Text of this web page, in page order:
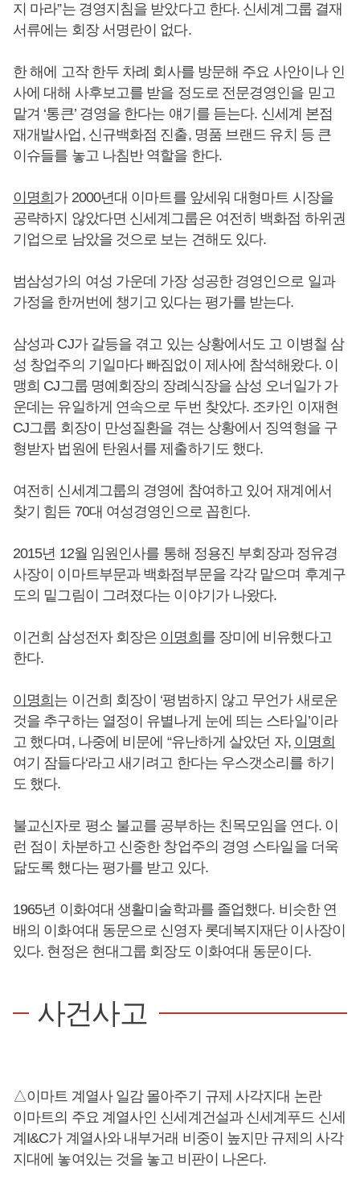
지 마라”는 경영지침을 받았다고 한다. 신세계그룹 결재
서류에는 회장 서명란이 없다.
한 해에 고작 한두 차례 회사를 방문해 주요 사안이나 인
사에 대해 사후보고를 받을 정도로 전문경영인을 믿고
맡겨 ‘통큰’ 경영을 한다는 얘기를 듣는다. 신세계 본점
재개발사업, 신규백화점 진출, 명품 브랜드 유치 등 큰
이슈들를 놓고 나침반 역할을 한다.
이명희 가 2000년대 이마트를 앞세워 대형마트 시장을
공략하지 않았다면 신세계그룹은 여전히 백화점 하위권
기업으로 남았을 것으로 보는 견해도 있다.
범삼성가의 여성 가운데 가장 성공한 경영인으로 일과
가정을 한꺼번에 챙기고 있다는 평가를 받는다.
삼성과 CJ가 갈등을 겪고 있는 상황에서도 고 이병철 삼
성 창업주의 기일마다 빠짐없이 제사에 참석해왔다. 이
맹희 CJ그룹 명예회장의 장례식장을 삼성 오너일가 가
운데는 유일하게 연속으로 두번 찾았다. 조카인 이재현
CJ그룹 회장이 만성질환을 겪는 상황에서 징역형을 구
형받자 법원에 탄원서를 제출하기도 했다.
여전히 신세계그룹의 경영에 참여하고 있어 재계에서
찾기 힘든 70대 여성경영인으로 꼽힌다.
2015년 12월 임원인사를 통해 정용진 부회장과 정유경
사장이 이마트부문과 백화점부문을 각각 맡으며 후계구
도의 밑그림이 그려졌다는 이야기가 나왔다.
이건희 삼성전자 회장은 이명희 를 장미에 비유했다고
한다.
이명희 는 이건희 회장이 ‘평범하지 않고 무언가 새로운
것을 추구하는 열정이 유별나게 눈에 띄는 스타일’이라
고 했다며, 나중에 비문에 “유난하게 살았던 자, 이명희
여기 잠들다‘라고 새기려고 한다는 우스갯소리를 하기
도 했다.
불교신자로 평소 불교를 공부하는 친목모임을 연다. 이
런 점이 차분하고 신중한 창업주의 경영 스타일을 더욱
닮도록 했다는 평가를 받고 있다.
1965년 이화여대 생활미술학과를 졸업했다. 비슷한 연
배의 이화여대 동문으로 신영자 롯데복지재단 이사장이
있다. 현정은 현대그룹 회장도 이화여대 동문이다.
사건사고
△이마트 계열사 일감 몰아주기 규제 사각지대 논란
이마트의 주요 계열사인 신세계건설과 신세계푸드 신세
계I&C가 계열사와 내부거래 비중이 높지만 규제의 사각
지대에 놓여있는 것을 놓고 비판이 나온다.